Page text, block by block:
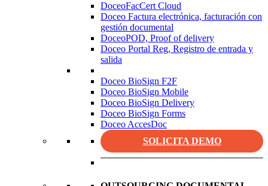
DoceoFacCert Cloud
Doceo Factura electrónica, facturación con
gestión documental
DoceoPOD, Proof of delivery
Doceo Portal Reg, Registro de entrada y
salida
Doceo BioSign F2F
Doceo BioSign Mobile
Doceo BioSign Delivery
Doceo BioSign Forms
Doceo AccesDoc
SOLICITA DEMO